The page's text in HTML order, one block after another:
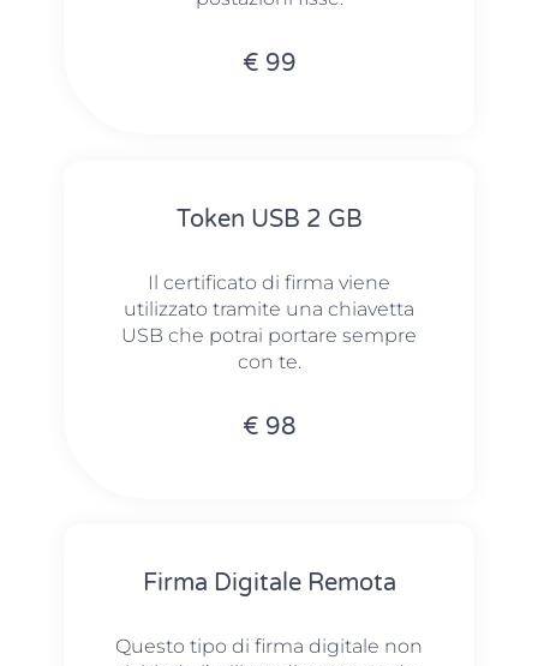
€ 99
Token USB 2 GB
Il certificato di firma viene
utilizzato tramite una chiavetta
USB che potrai portare sempre
con te.
€ 98
Firma Digitale Remota
Questo tipo di firma digitale non